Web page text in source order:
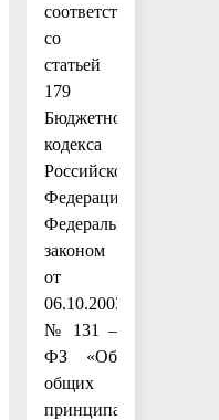
соответствии
со
статьей
179
Бюджетного
кодекса
Российской
Федерации,
Федеральным
законом
от
06.10.2003
№ 131 –
ФЗ «Об
общих
принципах